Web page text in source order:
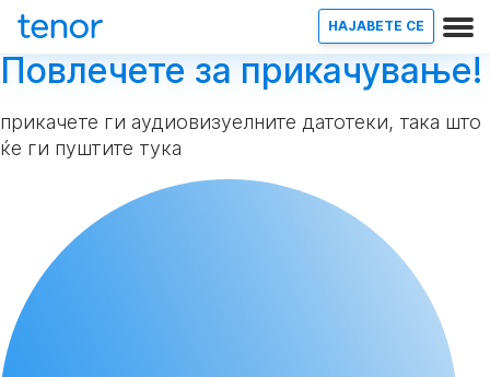
НАЈАВETE СЕ
Повлечете за прикачување!
прикачете ги аудиовизуелните датотеки, така што
ќе ги пуштите тука